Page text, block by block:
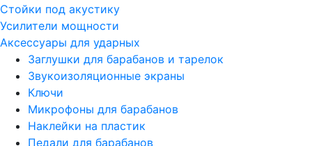
Стойки под акустику
Усилители мощности
Аксессуары для ударных
Заглушки для барабанов и тарелок
Звукоизоляционные экраны
Ключи
Микрофоны для барабанов
Наклейки на пластик
Педали для барабанов